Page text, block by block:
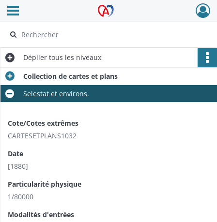
Archives Alsace - Colmar
Ouvrir le menu déroulant
Déplier tous les niveaux
Collection de cartes et plans
Selestat et environs.
Cote/Cotes extrêmes
CARTESETPLANS1032
Date
[1880]
Particularité physique
1/80000
Modalités d'entrées